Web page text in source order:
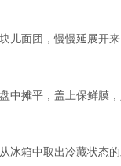
儿面团，慢慢延展开
中摊平，盖上保鲜膜
冰箱中取出冷藏状态